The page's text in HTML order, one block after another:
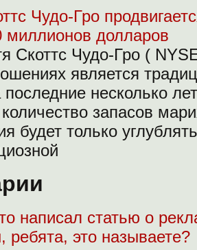
Чудо-Гро
миллионов долларов
Скоттс Чудо-Гро (
является
несколько
запасов
будет только
написал статью о
ребята, это называете?